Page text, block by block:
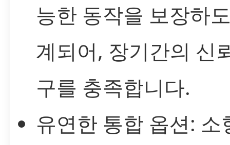
능한 동작을 보장하
계되어, 장기간의 신
구를 충족합니다.
유연한 통합 옵션: 소